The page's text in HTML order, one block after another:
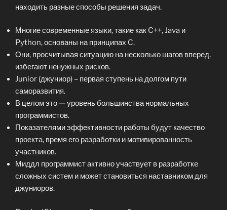
находить разные способы решения задач.
Многие современные языки, такие как C++, Java и
Python, основаны на принципах C.
Они, просчитывая ситуацию на несколько шагов вперед,
избегают ненужных рисков.
Junior (джуниор) – первая ступень на долгом пути
саморазвития.
В целом это — уровень большинства нормальных
программистов.
Показателями эффективности работы будут качество
проекта, время его разработки и мотивированность
участников.
Миддл программист активно участвует в разработке
сложных систем и может становиться наставником для
джуниоров.